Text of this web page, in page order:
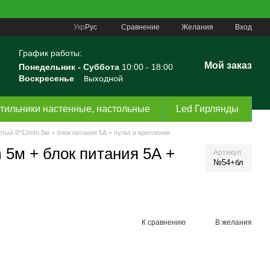
Укр Рус Сравнение Желания Вход
График работы:
Понедельник - Суббота 10:00 - 18:00
Воскресенье
Выходной
Мой заказ
настенные, настольные Led Гирлянды
6*12mm 5м + блок питания 5А + пульт и крепления
+ блок питания 5А +
Артикул
№54+бл
К сравнению В желания